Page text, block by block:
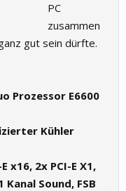
PC
zusammen
gut sein dürfte.
Prozessor E6600
Kühler
x16, 2x PCI-E X1,
Kanal Sound, FSB